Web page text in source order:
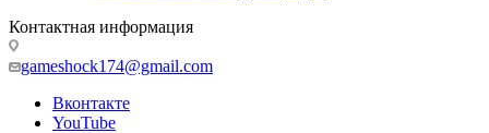
Контактная информация
gameshock174@gmail.com
Вконтакте
YouTube